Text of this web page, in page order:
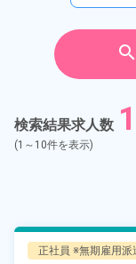
雇用形態
search
検索結果求人数
(1～10件を表示)
正社員 ※無期雇用派